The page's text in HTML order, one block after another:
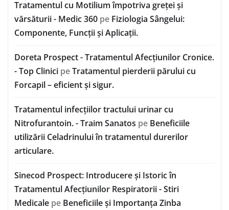
Tratamentul cu Motilium împotriva greței și
vărsăturii - Medic 360 pe Fiziologia Sângelui:
Componente, Funcții și Aplicații.
Doreta Prospect - Tratamentul Afecțiunilor Cronice.
- Top Clinici peTratamentul pierderii părului cu
Forcapil – eficient și sigur.
Tratamentul infecțiilor tractului urinar cu
Nitrofurantoin. - Traim Sanatos pe Beneficiile
utilizării Celadrinului în tratamentul durerilor
articulare.
Sinecod Prospect: Introducere și Istoric în
Tratamentul Afecțiunilor Respiratorii - Stiri
Medicale pe Beneficiile și Importanța Zinba